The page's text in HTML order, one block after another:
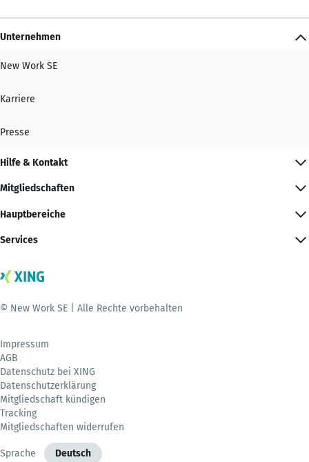
Unternehmen
New Work SE
Karriere
Presse
Hilfe & Kontakt
Mitgliedschaften
Hauptbereiche
Services
© New Work SE | Alle Rechte vorbehalten
Impressum
AGB
Datenschutz bei XING
Datenschutzerklärung
Mitgliedschaft kündigen
Tracking
Mitgliedschaften widerrufen
Sprache Deutsch